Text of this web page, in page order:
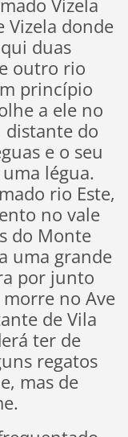
Vizela
donde
duas
outro rio
princípio
a ele no
distante do
e o seu
légua.
rio Este,
no vale
do Monte
uma grande
por junto
no Ave
de Vila
ter de
regatos
mas de